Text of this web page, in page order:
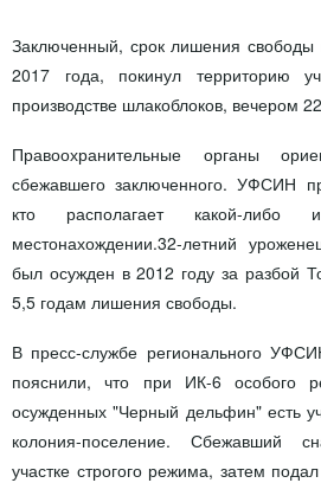
Заключенный, срок лишения свободы
2017 года, покинул территорию
производстве шлакоблоков, вечером
Правоохранительные органы
сбежавшего заключенного. УФСИН
кто располагает какой-
местонахождении.32-летний
был осужден в 2012 году за разбой
5,5 годам лишения свободы.
В пресс-службе регионального
пояснили, что при ИК-6 особого
осужденных "Черный дельфин" есть
колония-поселение. Сбежавший
участке строгого режима, затем